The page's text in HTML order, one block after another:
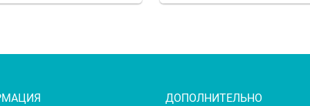
ДОПОЛНИТЕЛЬНО